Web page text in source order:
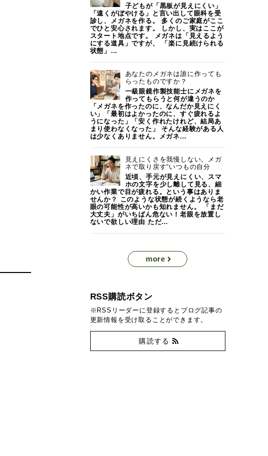
子どもが「黒板が見えにくい」
「遠くがぼやける」と言い出して眼科を受
診し、メガネを作る。 多くのご家庭がここ
でひと安心されます。 しかし、実はここが
スタート地点です。 メガネは「見えるよう
にする道具」ですが、 「楽に見続けられる
状態」…
あなたのメガネは誰に作っても
らったものですか？
一級眼鏡作製技能士にメガネを
作ってもらうと何が違うのか
「メガネを作ったのに、なんだか見えにく
い」「最初はよかったのに、すぐ疲れるよ
うになった」「安く作れたけれど、結局あ
まり使わなくなった」 そんな経験がある人
は少なくありません。メガネ…
見えにくさを我慢しない。メガ
ネで取り戻す“いつもの自分
近頃、手元が見えにくい、スマ
ホの文字を少し離して見る、細
かい作業で目が疲れる。という事はありま
せんか？ このような状態が続くようなら老
眼の可能性が高いかも知れません。 「まだ
大丈夫」がいちばん危ない！老眼を放置し
ないで欲しい理由 ただ…
more
RSS購読ボタン
※RSSリーダーに登録するとブログ記事の
更新情報を受け取ることができます。
購読する